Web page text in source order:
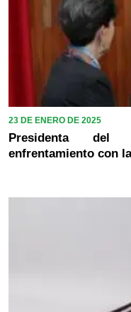
23 DE ENERO DE 2025
Presidenta del
enfrentamiento con